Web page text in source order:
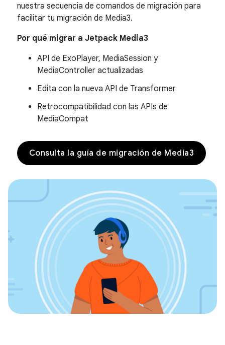
nuestra secuencia de comandos de migración para
facilitar tu migración de Media3.
Por qué migrar a Jetpack Media3
API de ExoPlayer, MediaSession y
MediaController actualizadas
Edita con la nueva API de Transformer
Retrocompatibilidad con las APIs de
MediaCompat
Consulta la guía de migración de Media3